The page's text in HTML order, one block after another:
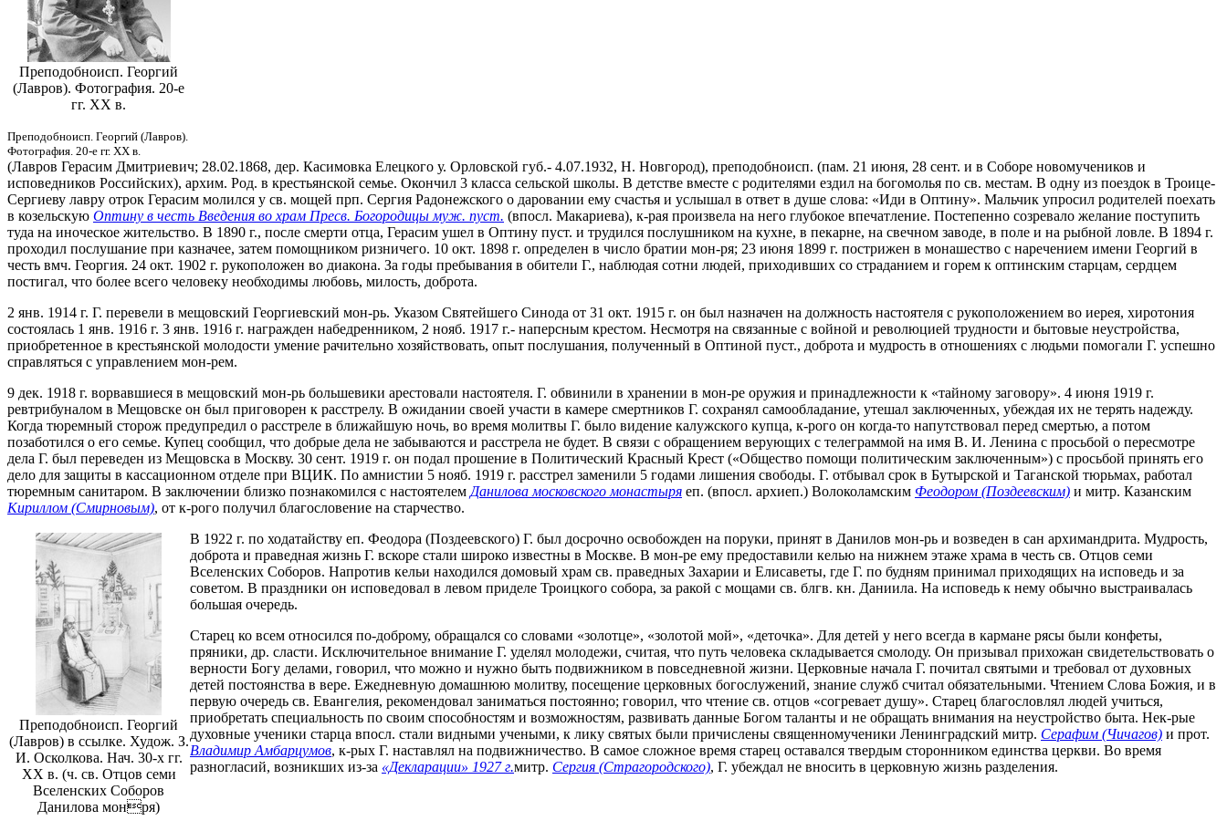
Преподобноисп. Георгий
(Лавров). Фотография. 20-е
гг. ХХ в.
Преподобноисп. Георгий (Лавров).
Фотография. 20-е гг. ХХ в.
(Лавров Герасим Дмитриевич; 28.02.1868, дер. Касимовка Елецкого у. Орловской губ.- 4.07.1932, Н. Новгород), преподобноисп. (пам. 21 июня, 28 сент. и в Соборе новомучеников и
исповедников Российских), архим. Род. в крестьянской семье. Окончил 3 класса сельской школы. В детстве вместе с родителями ездил на богомолья по св. местам. В одну из поездок в Троице-
Сергиеву лавру отрок Герасим молился у св. мощей прп. Сергия Радонежского о даровании ему счастья и услышал в ответ в душе слова: «Иди в Оптину». Мальчик упросил родителей поехать
в козельскую Оптину в честь Введения во храм Пресв. Богородицы муж. пуст. (впосл. Макариева), к-рая произвела на него глубокое впечатление. Постепенно созревало желание поступить
туда на иноческое жительство. В 1890 г., после смерти отца, Герасим ушел в Оптину пуст. и трудился послушником на кухне, в пекарне, на свечном заводе, в поле и на рыбной ловле. В 1894 г.
проходил послушание при казначее, затем помощником ризничего. 10 окт. 1898 г. определен в число братии мон-ря; 23 июня 1899 г. пострижен в монашество с наречением имени Георгий в
честь вмч. Георгия. 24 окт. 1902 г. рукоположен во диакона. За годы пребывания в обители Г., наблюдая сотни людей, приходивших со страданием и горем к оптинским старцам, сердцем
постигал, что более всего человеку необходимы любовь, милость, доброта.
2 янв. 1914 г. Г. перевели в мещовский Георгиевский мон-рь. Указом Святейшего Синода от 31 окт. 1915 г. он был назначен на должность настоятеля с рукоположением во иерея, хиротония
состоялась 1 янв. 1916 г. 3 янв. 1916 г. награжден набедренником, 2 нояб. 1917 г.- наперсным крестом. Несмотря на связанные с войной и революцией трудности и бытовые неустройства,
приобретенное в крестьянской молодости умение рачительно хозяйствовать, опыт послушания, полученный в Оптиной пуст., доброта и мудрость в отношениях с людьми помогали Г. успешно
справляться с управлением мон-рем.
9 дек. 1918 г. ворвавшиеся в мещовский мон-рь большевики арестовали настоятеля. Г. обвинили в хранении в мон-ре оружия и принадлежности к «тайному заговору». 4 июня 1919 г.
ревтрибуналом в Мещовске он был приговорен к расстрелу. В ожидании своей участи в камере смертников Г. сохранял самообладание, утешал заключенных, убеждая их не терять надежду.
Когда тюремный сторож предупредил о расстреле в ближайшую ночь, во время молитвы Г. было видение калужского купца, к-рого он когда-то напутствовал перед смертью, а потом
позаботился о его семье. Купец сообщил, что добрые дела не забываются и расстрела не будет. В связи с обращением верующих с телеграммой на имя В. И. Ленина с просьбой о пересмотре
дела Г. был переведен из Мещовска в Москву. 30 сент. 1919 г. он подал прошение в Политический Красный Крест («Общество помощи политическим заключенным») с просьбой принять его
дело для защиты в кассационном отделе при ВЦИК. По амнистии 5 нояб. 1919 г. расстрел заменили 5 годами лишения свободы. Г. отбывал срок в Бутырской и Таганской тюрьмах, работал
тюремным санитаром. В заключении близко познакомился с настоятелем Данилова московского монастыря еп. (впосл. архиеп.) Волоколамским Феодором (Поздеевским) и митр. Казанским
Кириллом (Смирновым), от к-рого получил благословение на старчество.
Преподобноисп. Георгий
(Лавров) в ссылке. Худож. З.
И. Осколкова. Нач. 30-х гг.
ХХ в. (ч. св. Отцов семи
Вселенских Соборов
Данилова монря)
В 1922 г. по ходатайству еп. Феодора (Поздеевского) Г. был досрочно освобожден на поруки, принят в Данилов мон-рь и возведен в сан архимандрита. Мудрость,
доброта и праведная жизнь Г. вскоре стали широко известны в Москве. В мон-ре ему предоставили келью на нижнем этаже храма в честь св. Отцов семи
Вселенских Соборов. Напротив кельи находился домовый храм св. праведных Захарии и Елисаветы, где Г. по будням принимал приходящих на исповедь и за
советом. В праздники он исповедовал в левом приделе Троицкого собора, за ракой с мощами св. блгв. кн. Даниила. На исповедь к нему обычно выстраивалась
большая очередь.
Старец ко всем относился по-доброму, обращался со словами «золотце», «золотой мой», «деточка». Для детей у него всегда в кармане рясы были конфеты,
пряники, др. сласти. Исключительное внимание Г. уделял молодежи, считая, что путь человека складывается смолоду. Он призывал прихожан свидетельствовать о
верности Богу делами, говорил, что можно и нужно быть подвижником в повседневной жизни. Церковные начала Г. почитал святыми и требовал от духовных
детей постоянства в вере. Ежедневную домашнюю молитву, посещение церковных богослужений, знание служб считал обязательными. Чтением Слова Божия, и в
первую очередь св. Евангелия, рекомендовал заниматься постоянно; говорил, что чтение св. отцов «согревает душу». Старец благословлял людей учиться,
приобретать специальность по своим способностям и возможностям, развивать данные Богом таланты и не обращать внимания на неустройство быта. Нек-рые
духовные ученики старца впосл. стали видными учеными, к лику святых были причислены священномученики Ленинградский митр. Серафим (Чичагов) и прот.
Владимир Амбарцумов, к-рых Г. наставлял на подвижничество. В самое сложное время старец оставался твердым сторонником единства церкви. Во время
разногласий, возникших из-за «Декларации» 1927 г.митр. Сергия (Страгородского), Г. убеждал не вносить в церковную жизнь разделения.